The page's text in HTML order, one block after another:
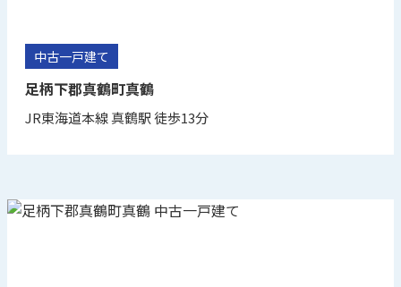
中古一戸建て
足柄下郡真鶴町真鶴
JR東海道本線 真鶴駅 徒歩13分